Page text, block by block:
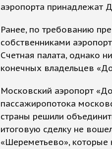
аэропорта принадлежат
Ранее, по требованию
собственниками
Счетная палата, однако
конечных владельцев
Московский аэропорт
пассажиропотока
страны решили
итоговую сделку не
«Шереметьево», которые